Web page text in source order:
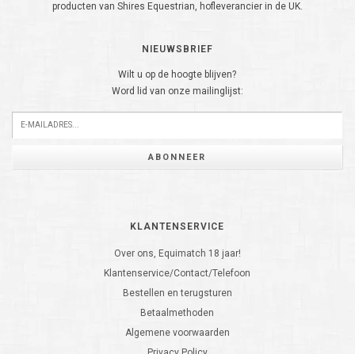
producten van Shires Equestrian, hofleverancier in de UK.
NIEUWSBRIEF
Wilt u op de hoogte blijven?
Word lid van onze mailinglijst:
ABONNEER
KLANTENSERVICE
Over ons, Equimatch 18 jaar!
Klantenservice/Contact/Telefoon
Bestellen en terugsturen
Betaalmethoden
Algemene voorwaarden